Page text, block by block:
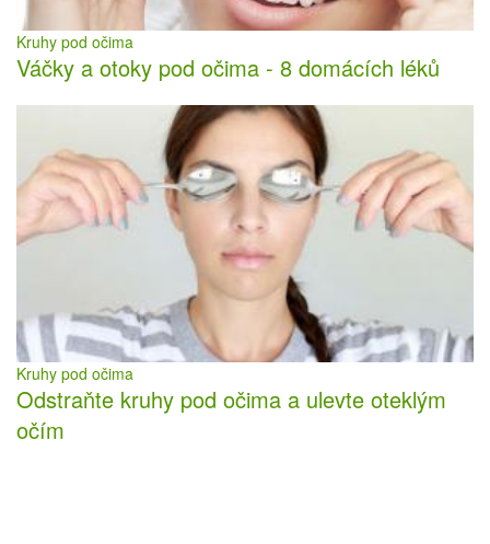
Kruhy pod očima
Váčky a otoky pod očima - 8 domácích léků
Kruhy pod očima
Odstraňte kruhy pod očima a ulevte oteklým
očím